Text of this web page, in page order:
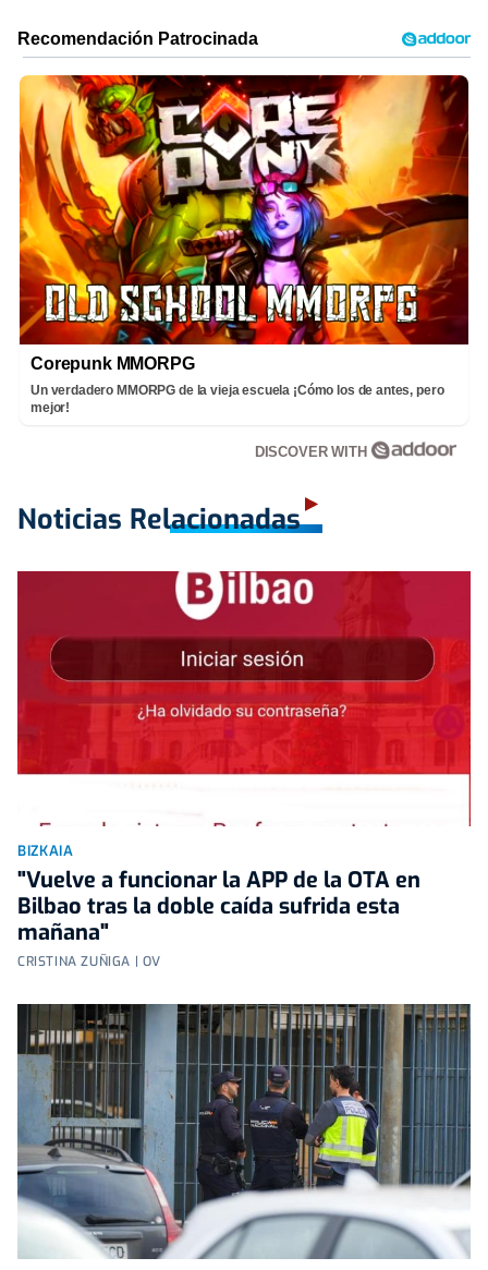
Corepunk MMORPG
Un verdadero MMORPG de la vieja escuela ¡Cómo los de antes, pero
mejor!
DISCOVER WITH
Noticias Relacionadas
BIZKAIA
"Vuelve a funcionar la APP de la OTA en
Bilbao tras la doble caída sufrida esta
mañana"
CRISTINA ZUÑIGA | OV